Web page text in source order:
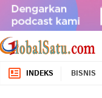
INDEKS BISNIS